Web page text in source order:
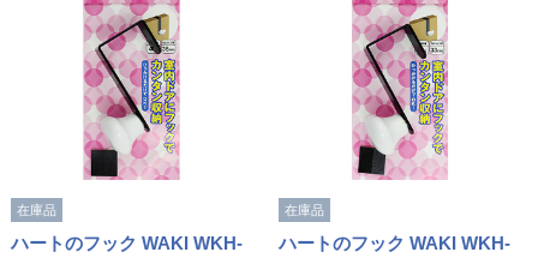
在庫品
ハートのフック WAKI WKH-
在庫品
ハートのフック WAKI WKH-